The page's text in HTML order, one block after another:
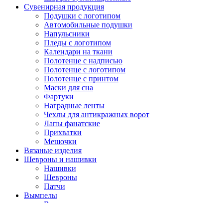
Сувенирная продукция
Подушки с логотипом
Автомобильные подушки
Напульсники
Пледы с логотипом
Календари на ткани
Полотенце с надписью
Полотенце с логотипом
Полотенце с принтом
Маски для сна
Фартуки
Наградные ленты
Чехлы для антикражных ворот
Лапы фанатские
Прихватки
Мешочки
Вязаные изделия
Шевроны и нашивки
Нашивки
Шевроны
Патчи
Вымпелы